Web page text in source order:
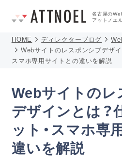
名古屋の
アットノエ
HOME ディレクターブログ
Webサイトのレスポンシブデザイ
スマホ専用サイトとの違いを解説
Webサイトの
デザインとは？
ット・スマホ専
違いを解説